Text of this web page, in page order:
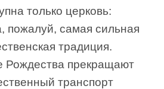
только церковь:
пожалуй, самая сильная
традиция.
Рождества прекращают
транспорт